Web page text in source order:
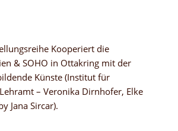
Kooperiert die
& SOHO in Ottakring mit der
Künste (Institut für
– Veronika Dirnhofer, Elke
Jana Sircar).